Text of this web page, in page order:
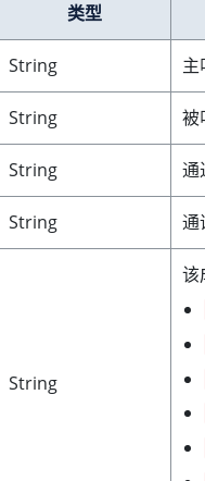
类型
String 主
String 被
String 通
String 通
String
该